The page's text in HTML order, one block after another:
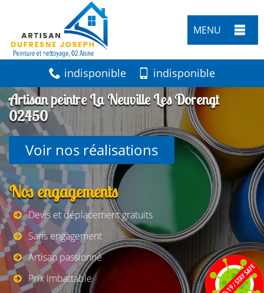
MENU
indisponible indisponible
Artisan peintre La Neuville Les Dorengt
02450
Voir nos réalisations
Nos engagements
Devis et déplacement gratuits
Sans engagement
Artisan passionné
Prix imbattable